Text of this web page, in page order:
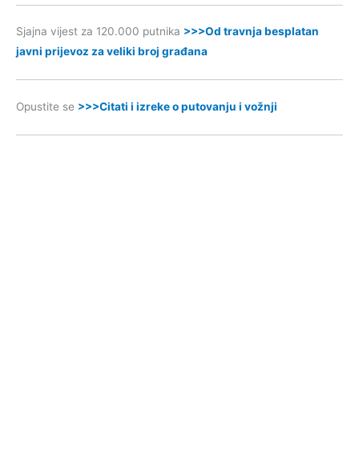
Sjajna vijest za 120.000 putnika >>>Od travnja besplatan
javni prijevoz za veliki broj građana
Opustite se >>>Citati i izreke o putovanju i vožnji